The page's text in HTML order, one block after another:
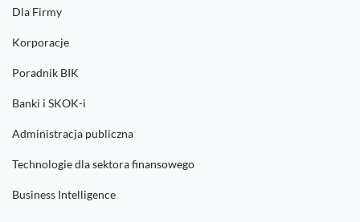
Dla Firmy
Korporacje
Poradnik BIK
Banki i SKOK-i
Administracja publiczna
Technologie dla sektora finansowego
Business Intelligence